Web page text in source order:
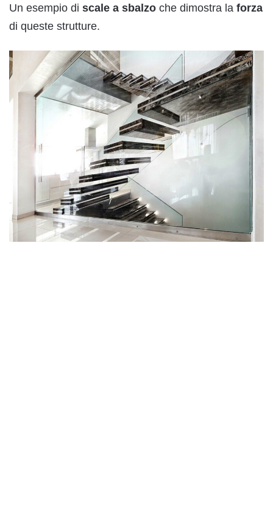
Un esempio di scale a sbalzo che dimostra la forza
di queste strutture.